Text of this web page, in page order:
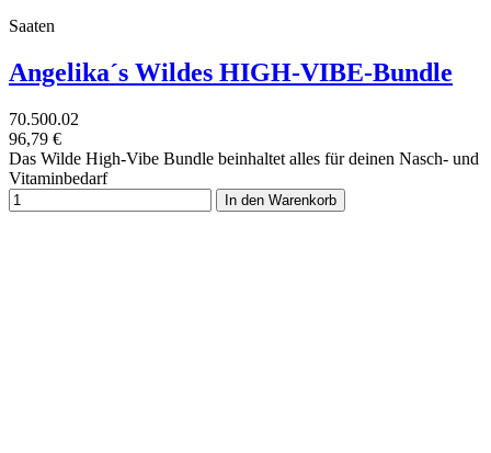
Saaten
Angelika´s Wildes HIGH-VIBE-Bundle
70.500.02
96,79 €
Das Wilde High-Vibe Bundle beinhaltet alles für deinen Nasch- und
Vitaminbedarf
In den Warenkorb